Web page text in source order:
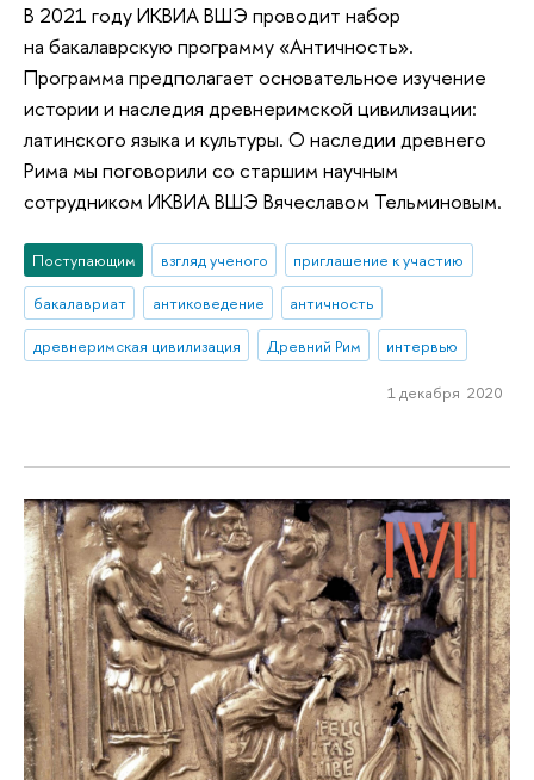
В 2021 году ИКВИА ВШЭ проводит набор
на бакалаврскую программу «Античность».
Программа предполагает основательное изучение
истории и наследия древнеримской цивилизации:
латинского языка и культуры. О наследии древнего
Рима мы поговорили со старшим научным
сотрудником ИКВИА ВШЭ Вячеславом Тельминовым.
Поступающим взгляд ученого
приглашение к участию
бакалавриат
антиковедение
античность
древнеримская цивилизация
Древний Рим интервью
1 декабря 2020